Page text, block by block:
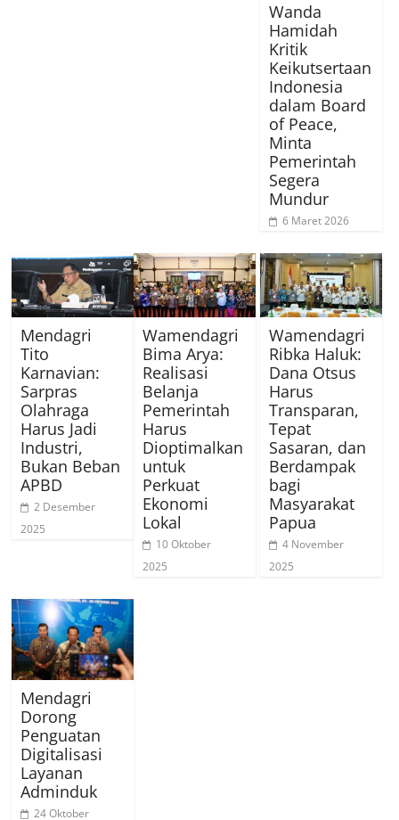
Wanda
Hamidah
Kritik
Keikutsertaan
Indonesia
dalam Board
of Peace,
Minta
Pemerintah
Segera
Mundur
6 Maret 2026
Mendagri
Tito
Karnavian:
Sarpras
Olahraga
Harus Jadi
Industri,
Bukan Beban
APBD
2 Desember
2025
Wamendagri
Bima Arya:
Realisasi
Belanja
Pemerintah
Harus
Dioptimalkan
untuk
Perkuat
Ekonomi
Lokal
10 Oktober
2025
Wamendagri
Ribka Haluk:
Dana Otsus
Harus
Transparan,
Tepat
Sasaran, dan
Berdampak
bagi
Masyarakat
Papua
4 November
2025
Mendagri
Dorong
Penguatan
Digitalisasi
Layanan
Adminduk
24 Oktober